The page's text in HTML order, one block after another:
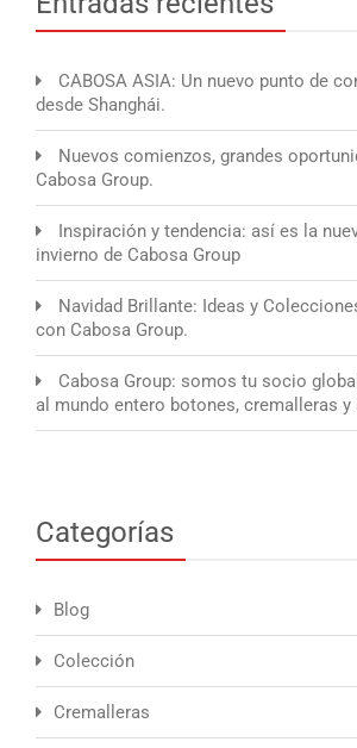
CABOSA ASIA: Un nuevo punto de
desde Shanghái.
Nuevos comienzos, grandes
Cabosa Group.
Inspiración y tendencia: así es la
invierno de Cabosa Group
Navidad Brillante: Ideas y
con Cabosa Group.
Cabosa Group: somos tu socio
al mundo entero botones, cremalleras
Categorías
Blog
Colección
Cremalleras